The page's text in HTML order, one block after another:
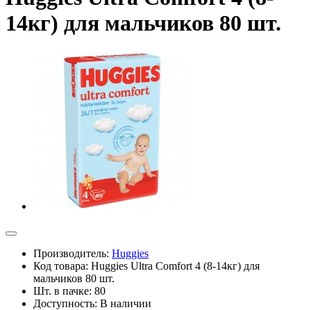
14кг) для мальчиков 80 шт.
Производитель: Huggies
Код товара: Huggies Ultra Comfort 4 (8-14кг) для
мальчиков 80 шт.
Шт. в пачке: 80
Доступность: В наличии